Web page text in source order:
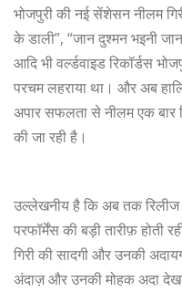
भोजपुरी की नई सेंशेसन नीलम
के डाली”, “जान दुश्मन भइनी
आदि भी वर्ल्डवाइड रिकॉर्डस
परचम लहराया था। और अब
अपार सफलता से नीलम एक बार
की जा रही है।
उल्लेखनीय है कि अब तक रिलीज
परफॉर्मेंस की बड़ी तारीफ़ होती
गिरी की सादगी और उनकी
अंदाज़ और उनकी मोहक अदा